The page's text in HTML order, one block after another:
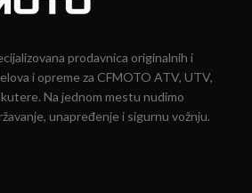
prodavnica originalnih i
i opreme za CFMOTO ATV, UTV,
Na jednom mestu nudimo
unapređenje i sigurnu vožnju.